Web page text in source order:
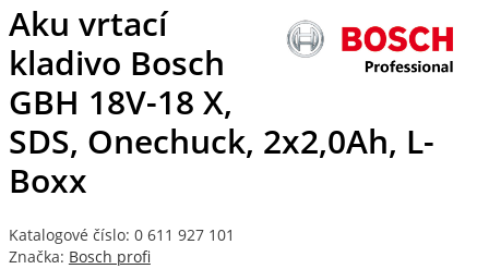
Aku vrtací
kladivo Bosch
GBH 18V-18 X,
SDS, Onechuck, 2x2,0Ah, L-
Boxx
Katalogové číslo: 0 611 927 101
Značka: Bosch profi